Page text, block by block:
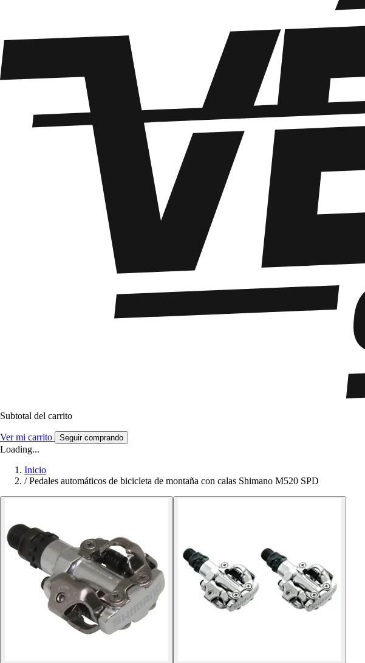
Subtotal del carrito
Ver mi carrito Seguir comprando
Loading...
Inicio
/ Pedales automáticos de bicicleta de montaña con calas Shimano M520 SPD